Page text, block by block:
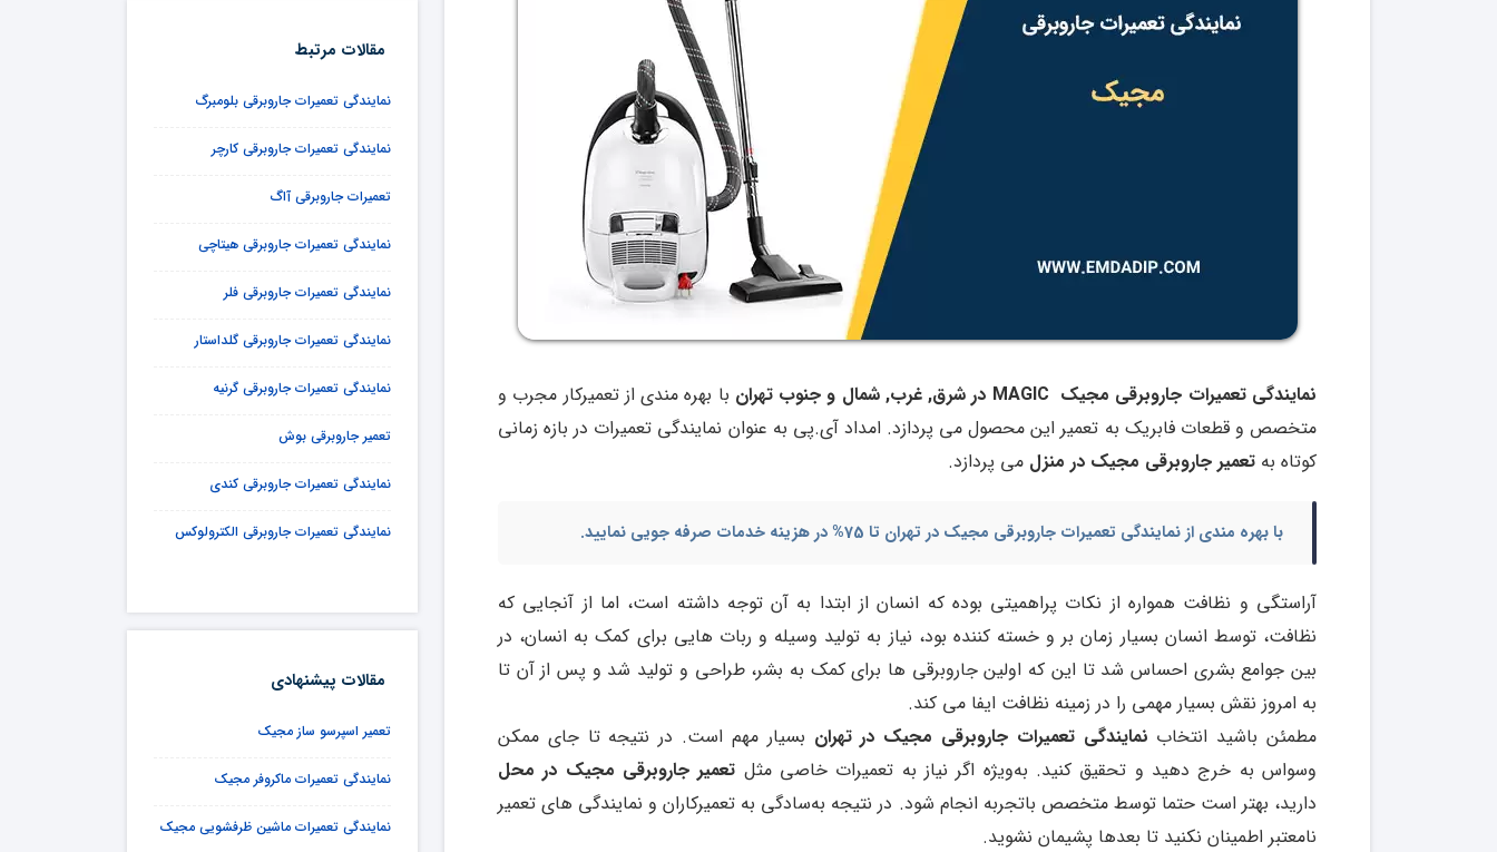
نمایندگی تعمیرات جاروبرقی مجیک MAGIC در شرق, غرب, شمال و جنوب تهران
با بهره مندی از تعمیرکار مجرب و
متخصص و قطعات فابریک به تعمیر این محصول می پردازد. امداد آی.پی به عنوان نمایندگی تعمیرات در بازه زمانی
کوتاه به تعمیر جاروبرقی مجیک در منزل می پردازد.
با بهره مندی ازنمایندگی تعمیرات جاروبرقی مجیک در تهران تا 75% در هزینه خدمات صرفه جویی نمایید.
آراستگی و نظافت همواره از نکات پراهمیتی بوده که انسان از ابتدا به آن توجه داشته است، اما از آنجایی که
نظافت، توسط انسان بسیار زمان بر و خسته کننده بود، نیاز به تولید وسیله و ربات هایی برای کمک به انسان، در
بین جوامع بشری احساس شد تا این که اولین جاروبرقی ها برای کمک به بشر، طراحی و تولید شد و پس از آن تا
به امروز نقش بسیار مهمی را در زمینه نظافت ایفا می کند.
مطمئن باشید انتخاب نمایندگی تعمیرات جاروبرقی مجیک در تهران بسیار مهم است. در نتیجه تا جای ممکن
وسواس به خرج دهید و تحقیق کنید. به‌ویژه اگر نیاز به تعمیرات خاصی مثل تعمیر جاروبرقی مجیک در محل
دارید، بهتر است حتما توسط متخصص باتجربه انجام شود. در نتیجه به‌سادگی به تعمیرکاران و نمایندگی های تعمیر
نامعتبر اطمینان نکنید تا بعدها پشیمان نشوید.
مقالات مرتبط
نمایندگی تعمیرات جاروبرقی بلومبرگ
نمایندگی تعمیرات جاروبرقی کارچر
تعمیرات جاروبرقی آاگ
نمایندگی تعمیرات جاروبرقی هیتاچی
نمایندگی تعمیرات جاروبرقی فلر
نمایندگی تعمیرات جاروبرقی گلداستار
نمایندگی تعمیرات جاروبرقی گرنیه
تعمیر جاروبرقی بوش
نمایندگی تعمیرات جارو‌برقی کندی
نمایندگی تعمیرات جاروبرقی الکترولوکس
مقالات پیشنهادی
تعمیر اسپرسو ساز مجیک
نمایندگی تعمیرات ماکروفر مجیک
نمایندگی تعمیرات ماشین ظرفشویی مجیک